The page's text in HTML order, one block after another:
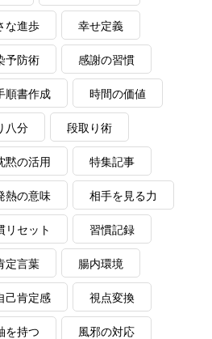
な進歩 幸せ定義
予防術 感謝の習慣
順書作成 時間の価値
八分 段取り術
黙の活用 特集記事
熱の意味 相手を見る力
リセット 習慣記録
定言葉 腸内環境
己肯定感 視点変換
を持つ 風邪の対応